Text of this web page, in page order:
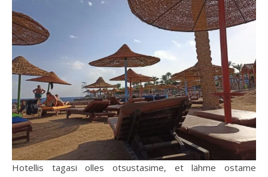
Hotellis tagasi olles otsustasime, et lähme ostame